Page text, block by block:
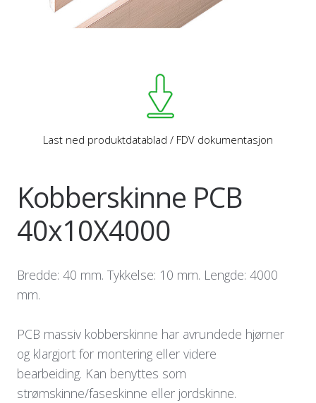
Last ned produktdatablad / FDV dokumentasjon
Kobberskinne PCB
40x10X4000
Bredde: 40 mm. Tykkelse: 10 mm. Lengde: 4000
mm.
PCB massiv kobberskinne har avrundede hjørner
og klargjort for montering eller videre
bearbeiding. Kan benyttes som
strømskinne/faseskinne eller jordskinne.